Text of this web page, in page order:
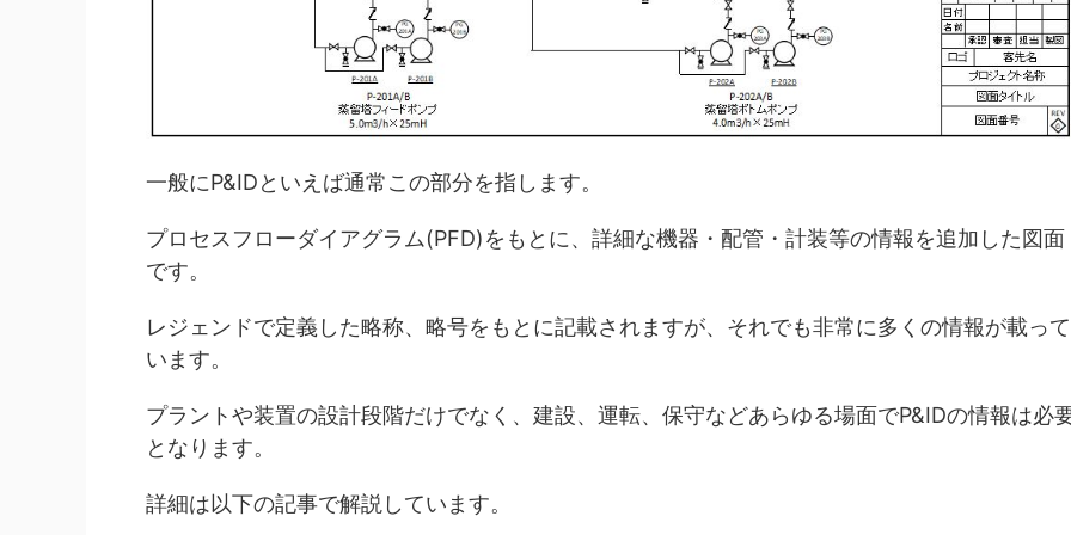
一般にP&IDといえば通常この部分を指します。
プロセスフローダイアグラム(PFD)をもとに、詳細な機器・配管・計装等の情報を追加した図面
です。
レジェンドで定義した略称、略号をもとに記載されますが、それでも非常に多くの情報が載って
います。
プラントや装置の設計段階だけでなく、建設、運転、保守などあらゆる場面でP&IDの情報は必
となります。
詳細は以下の記事で解説しています。